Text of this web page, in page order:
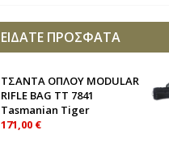
ΕΙΔΑΤΕ ΠΡΟΣΦΑΤΑ
ΤΣΑΝΤΑ ΟΠΛΟΥ MODULAR
RIFLE BAG TT 7841
Tasmanian Tiger
171,00 €